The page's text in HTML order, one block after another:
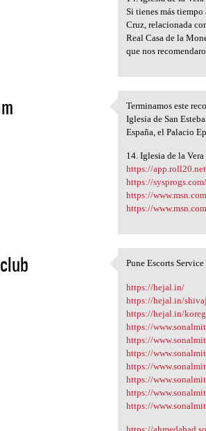
Si tienes más
Cruz, relacionada
Real Casa de la
que nos
Terminamos
Terminamos este
Iglesia de San
España, el Palacio
14. Iglesia de la
https://
https://
https://
https://
Pune Escorts
https://hejal.in/
https://hejal.in/
https://hejal.in/
https://
https://
https://
https://
https://
https://
https://